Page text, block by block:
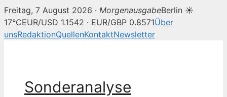
Freitag, 7 August 2026 · MorgenausgabeBerlin ☀
17°CEUR/USD 1.1542 · EUR/GBP 0.8571Über
unsRedaktionQuellenKontaktNewsletter
Sonderanalyse